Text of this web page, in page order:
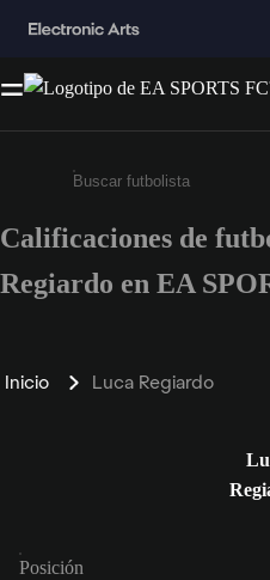
Ingresa un mínimo de
Calificaciones de
Regiardo en EA
Inicio Luca Regiardo
Posición